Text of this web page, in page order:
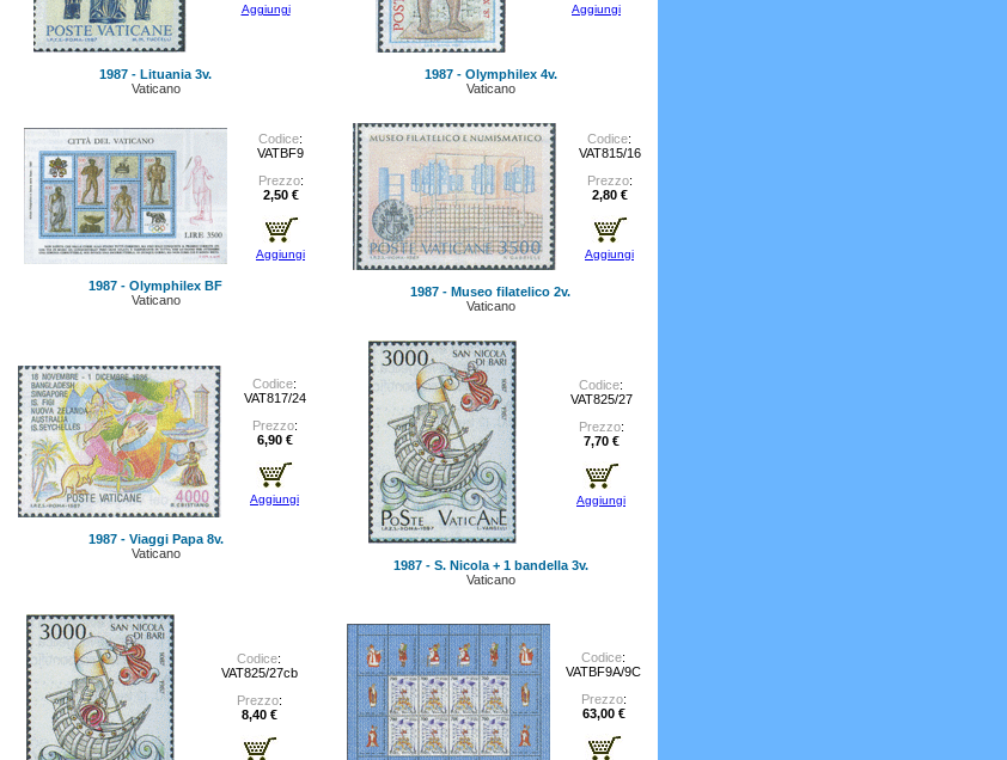
Aggiungi
1987 - Lituania 3v.
Vaticano
Aggiungi
1987 - Olymphilex 4v.
Vaticano
Codice:
VATBF9
Prezzo:
2,50 €
Aggiungi
1987 - Olymphilex BF
Vaticano
Codice:
VAT815/16
Prezzo:
2,80 €
Aggiungi
1987 - Museo filatelico 2v.
Vaticano
Codice:
VAT817/24
Prezzo:
6,90 €
Aggiungi
1987 - Viaggi Papa 8v.
Vaticano
Codice:
VAT825/27
Prezzo:
7,70 €
Aggiungi
1987 - S. Nicola + 1 bandella 3v.
Vaticano
Codice:
VAT825/27cb
Prezzo:
8,40 €
Codice:
VATBF9A/9C
Prezzo:
63,00 €